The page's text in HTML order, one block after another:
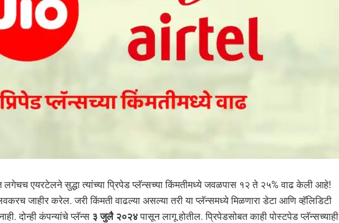
एयरटेलने सुद्धा त्यांच्या प्रिपेड प्लॅन्सच्या किंमतीमध्ये जवळपास १२ ते २५% वाढ केली आहे!
जाहीर करेल. जरी किंमती वाढल्या असल्या तरी या प्लॅन्समध्ये मिळणारा डेटा आणि व्हॅलिडिटी
दोन्ही कंपन्यांचे प्लॅन्स ३ जुलै २०२४पासून लागू होतील. प्रिपेडसोबत काही पोस्टपेड प्लॅन्सच्याही